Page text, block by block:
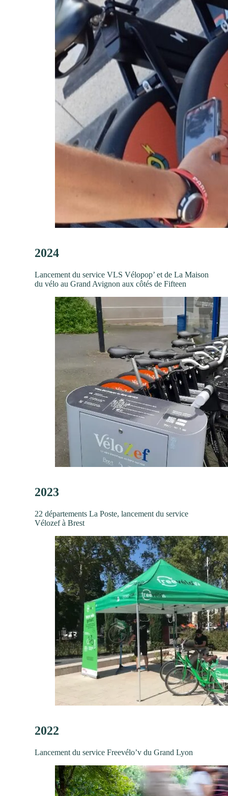
2024
Lancement du service VLS Vélopop’ et de La Maison
du vélo au Grand Avignon aux côtés de Fifteen
2023
22 départements La Poste, lancement du service
Vélozef à Brest
2022
Lancement du service Freevélo’v du Grand Lyon